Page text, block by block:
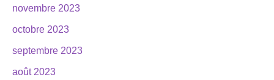
novembre 2023
octobre 2023
septembre 2023
août 2023